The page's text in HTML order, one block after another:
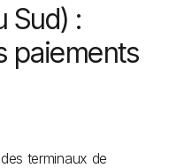
Sud) :
paiements
terminaux de